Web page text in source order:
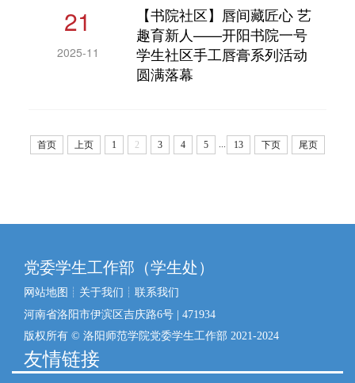
21
2025-11
【书院社区】唇间藏匠心 艺
趣育新人——开阳书院一号
学生社区手工唇膏系列活动
圆满落幕
首页 上页 1 2 3 4 5 ... 13 下页 尾页
党委学生工作部（学生处）
网站地图 ┊ 关于我们 ┊ 联系我们
河南省洛阳市伊滨区吉庆路6号 | 471934
版权所有 © 洛阳师范学院党委学生工作部 2021-2024
友情链接